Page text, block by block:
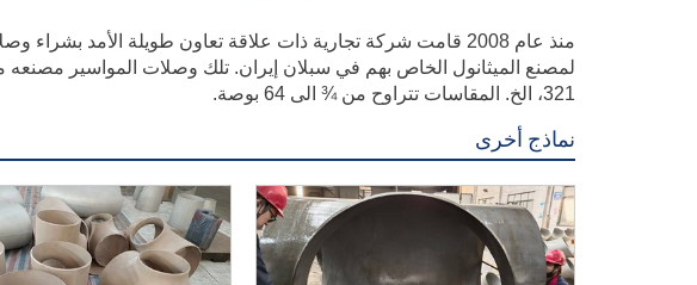
منذ عام 2008 قامت شركة تجارية ذات علاقة تعاون طويلة الأمد
321، الخ. المقاسات تتراوح من ¾ الى 64 بوصة.
نماذج أخرى